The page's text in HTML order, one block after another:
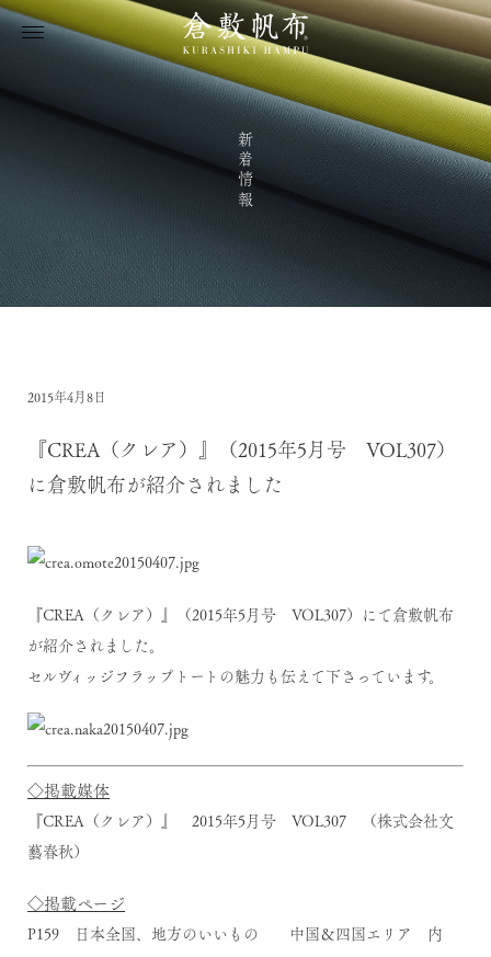
新着情報
2015年4月8日
『CREA（クレア）』（2015年5月号 VOL307）
に倉敷帆布が紹介されました
『CREA（クレア）』（2015年5月号 VOL307） にて倉敷帆布
が紹介されました。
セルヴィッジフラップトートの魅力も伝えて下さっています。
◇掲載媒体
『CREA（クレア）』 2015年5月号 VOL307 （株式会社文
藝春秋）
◇掲載ページ
P159 日本全国、地方のいいもの 中国＆四国エリア 内